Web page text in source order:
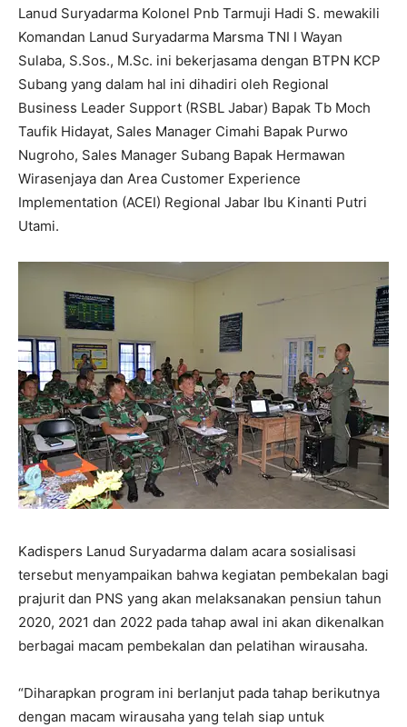
Lanud Suryadarma Kolonel Pnb Tarmuji Hadi S. mewakili
Komandan Lanud Suryadarma Marsma TNI I Wayan
Sulaba, S.Sos., M.Sc. ini bekerjasama dengan BTPN KCP
Subang yang dalam hal ini dihadiri oleh Regional
Business Leader Support (RSBL Jabar) Bapak Tb Moch
Taufik Hidayat, Sales Manager Cimahi Bapak Purwo
Nugroho, Sales Manager Subang Bapak Hermawan
Wirasenjaya dan Area Customer Experience
Implementation (ACEI) Regional Jabar Ibu Kinanti Putri
Utami.
Kadispers Lanud Suryadarma dalam acara sosialisasi
tersebut menyampaikan bahwa kegiatan pembekalan bagi
prajurit dan PNS yang akan melaksanakan pensiun tahun
2020, 2021 dan 2022 pada tahap awal ini akan dikenalkan
berbagai macam pembekalan dan pelatihan wirausaha.
“Diharapkan program ini berlanjut pada tahap berikutnya
dengan macam wirausaha yang telah siap untuk